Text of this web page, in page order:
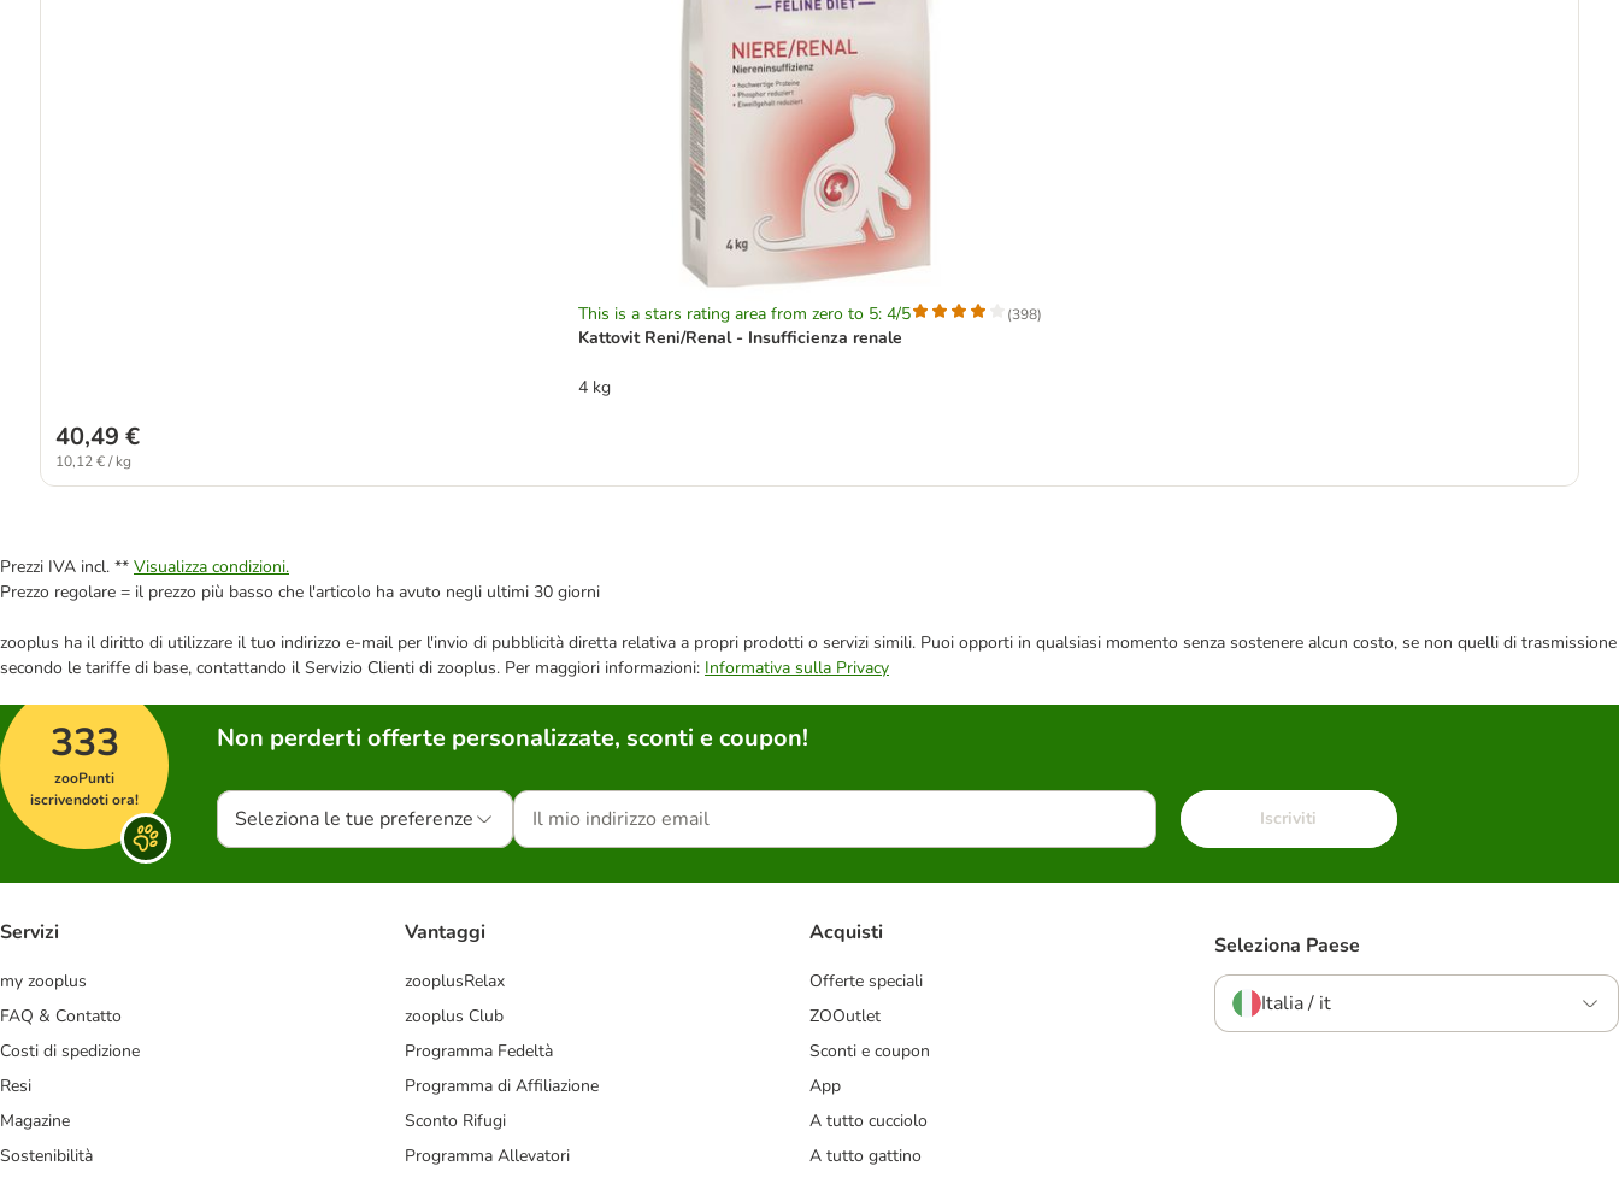
This is a stars rating area from zero to 5: 4/5 (398)
Kattovit Reni/Renal - Insufficienza renale
4 kg
40,49 €
10,12 € / kg
Prezzi IVA incl. ** Visualizza condizioni.
Prezzo regolare = il prezzo più basso che l'articolo ha avuto negli ultimi 30 giorni
zooplus ha il diritto di utilizzare il tuo indirizzo e-mail per l'invio di pubblicità diretta relativa a propri prodotti o servizi simili. Puoi opporti in qualsiasi momento senza sostenere alcun costo, se non quelli di trasmissione
secondo le tariffe di base, contattando il Servizio Clienti di zooplus. Per maggiori informazioni: Informativa sulla Privacy
333
zooPunti
iscrivendoti ora!
Non perderti offerte personalizzate, sconti e coupon!
Seleziona le tue preferenze Iscriviti
Servizi
my zooplus
FAQ & Contatto
Costi di spedizione
Resi
Magazine
Sostenibilità
Vantaggi
zooplusRelax
zooplus Club
Programma Fedeltà
Programma di Affiliazione
Sconto Rifugi
Programma Allevatori
Acquisti
Offerte speciali
ZOOutlet
Sconti e coupon
App
A tutto cucciolo
A tutto gattino
Seleziona Paese
Italia / it